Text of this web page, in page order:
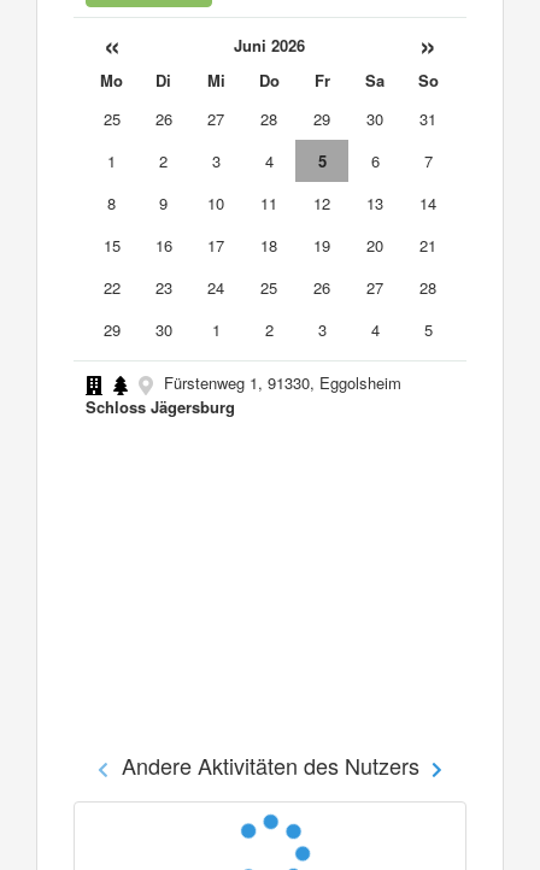
« Juni 2026 »
Mo Di Mi Do Fr Sa
So
25
26 27 28 29 30
31
1
2 3 4 5 6
7
8
9 10 11 12 13
14
15
16 17 18 19 20
21
22
23 24 25 26 27
28
29
30 1 2 3 4 5
Fürstenweg 1, 91330, Eggolsheim
Schloss Jägersburg
Andere Aktivitäten des Nutzers